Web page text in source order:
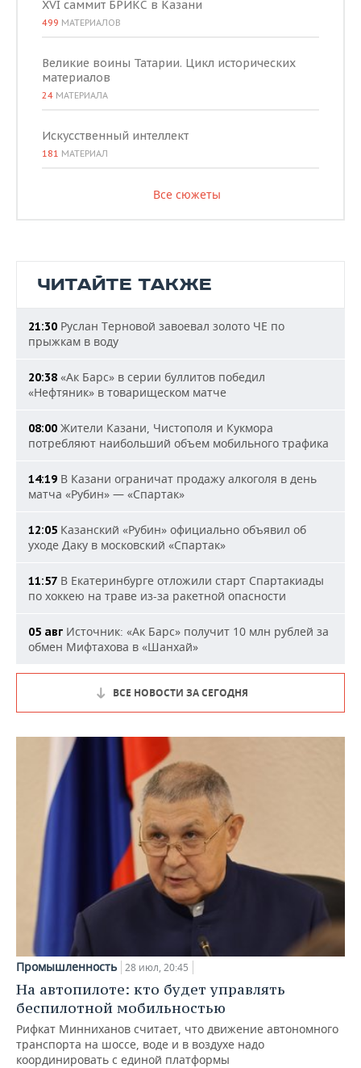
XVI саммит БРИКС в Казани
499 МАТЕРИАЛОВ
Великие воины Татарии. Цикл исторических
материалов
24 МАТЕРИАЛА
Искусственный интеллект
181 МАТЕРИАЛ
Все сюжеты
ЧИТАЙТЕ ТАКЖЕ
21:30 Руслан Терновой завоевал золото ЧЕ по
прыжкам в воду
20:38 «Ак Барс» в серии буллитов победил
«Нефтяник» в товарищеском матче
08:00 Жители Казани, Чистополя и Кукмора
потребляют наибольший объем мобильного трафика
14:19 В Казани ограничат продажу алкоголя в день
матча «Рубин» — «Спартак»
12:05 Казанский «Рубин» официально объявил об
уходе Даку в московский «Спартак»
11:57 В Екатеринбурге отложили старт Спартакиады
по хоккею на траве из-за ракетной опасности
05 авг Источник: «Ак Барс» получит 10 млн рублей за
обмен Мифтахова в «Шанхай»
ВСЕ НОВОСТИ ЗА СЕГОДНЯ
Промышленность 28 июл, 20:45
На автопилоте: кто будет управлять
беспилотной мобильностью
Рифкат Минниханов считает, что движение автономного
транспорта на шоссе, воде и в воздухе надо
координировать с единой платформы